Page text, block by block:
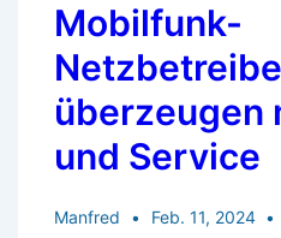
Mobilfunk-
überzeugen
und Service
Manfred Feb. 11, 2024